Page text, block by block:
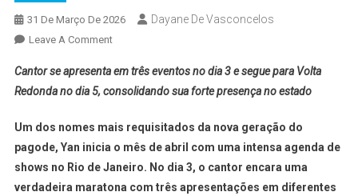
31 De Março De 2026 Dayane De Vasconcelos
Leave A Comment
Cantor se apresenta em três eventos no dia 3 e segue para Volta
Redonda no dia 5, consolidando sua forte presença no estado
Um dos nomes mais requisitados da nova geração do
pagode, Yan inicia o mês de abril com uma intensa agenda de
shows no Rio de Janeiro. No dia 3, o cantor encara uma
verdadeira maratona com três apresentações em diferentes